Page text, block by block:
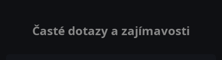
Časté dotazy a zajímavosti